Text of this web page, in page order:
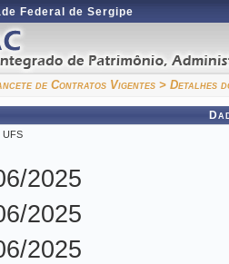
Federal de Sergipe
de Contratos Vigentes > Detalhes
UFS
2025
2025
2025